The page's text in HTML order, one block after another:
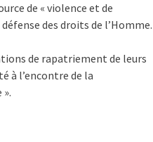
de « violence et de
des droits de l’Homme.
de rapatriement de leurs
à l’encontre de la